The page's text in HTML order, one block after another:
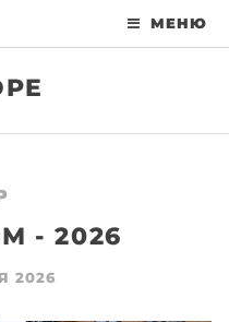
МЕНЮ
- 2026
2026